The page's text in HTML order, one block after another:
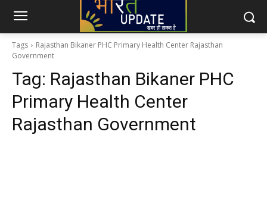
Tags
Rajasthan Bikaner PHC Primary Health Center Rajasthan
Government
Tag: Rajasthan Bikaner PHC
Primary Health Center
Rajasthan Government